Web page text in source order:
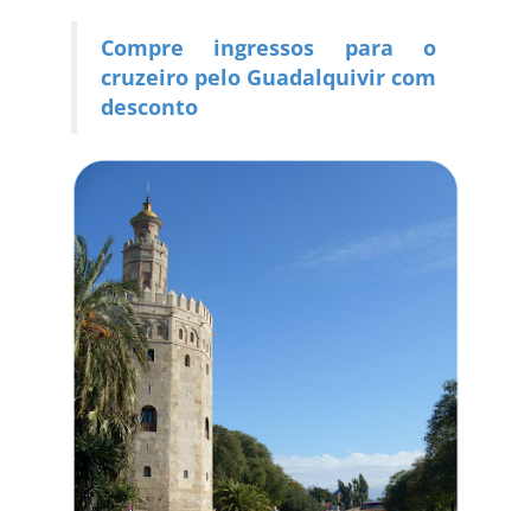
Compre ingressos para o
cruzeiro pelo Guadalquivir com
desconto